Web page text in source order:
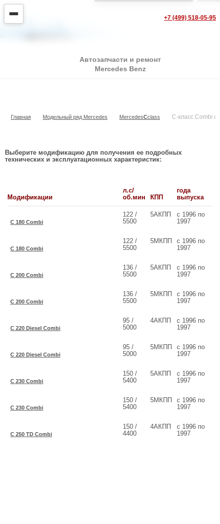
+7 (499) 518-05-95
Автозапчасти и ремонт
Mercedes Benz
Главная Модельный ряд Mercedes MercedesСclass C-класс Combi
Выберите модификацию для получения ее подробных
технических и эксплуатационных характеристик:
Модификации
л.с/
об.мин
КПП
года
выпуска
C 180 Combi
122 /
5500
5АКПП
с 1996 по
1997
C 180 Combi
122 /
5500
5МКПП
с 1996 по
1997
C 200 Combi
136 /
5500
5АКПП
с 1996 по
1997
C 200 Combi
136 /
5500
5МКПП
с 1996 по
1997
C 220 Diesel Combi
95 /
5000
4АКПП
с 1996 по
1997
C 220 Diesel Combi
95 /
5000
5МКПП
с 1996 по
1997
C 230 Combi
150 /
5400
5АКПП
с 1996 по
1997
C 230 Combi
150 /
5400
5МКПП
с 1996 по
1997
C 250 TD Combi
150 /
4400
4АКПП
с 1996 по
1997